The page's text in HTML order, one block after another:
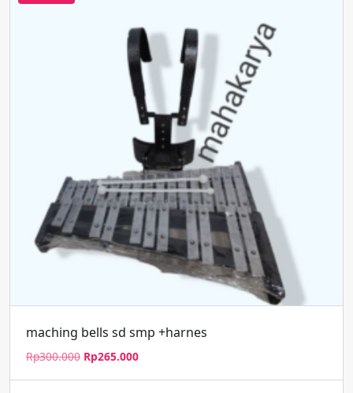
maching bells sd smp +harnes
Rp300.000 Harga
Rp265.000Harga